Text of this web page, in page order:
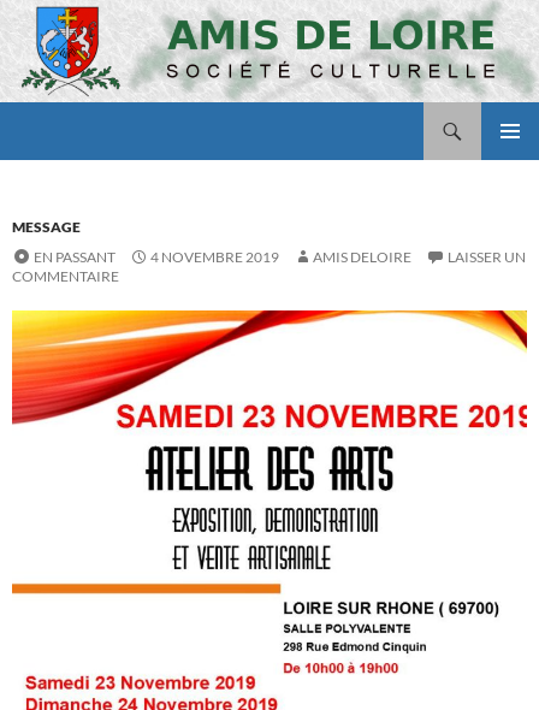
Aller
contenu
MESSAGE
EN PASSANT
4 NOVEMBRE 2019 AMIS DELOIRE
LAISSER UN
COMMENTAIRE